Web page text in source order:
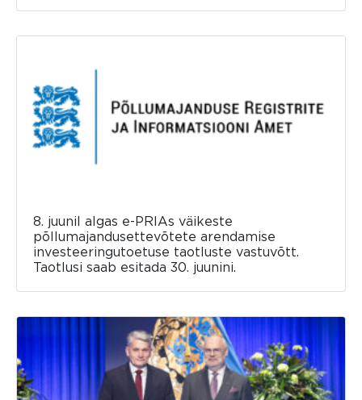
8. juunil algas e-PRIAs väikeste
põllumajandusettevõtete arendamise
investeeringutoetuse taotluste vastuvõtt.
Taotlusi saab esitada 30. juunini.